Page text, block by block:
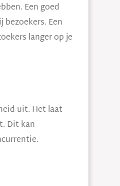
Een goed
Een
langer op je
uit. Het laat
Dit kan